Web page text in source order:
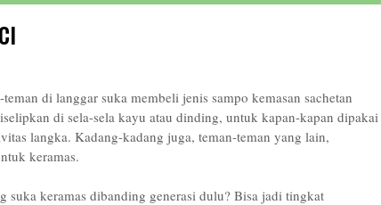
di langgar suka membeli jenis sampo kemasan sachetan
di sela-sela kayu atau dinding, untuk kapan-kapan dipakai
langka. Kadang-kadang juga, teman-teman yang lain,
keramas.
suka keramas dibanding generasi dulu? Bisa jadi tingkat